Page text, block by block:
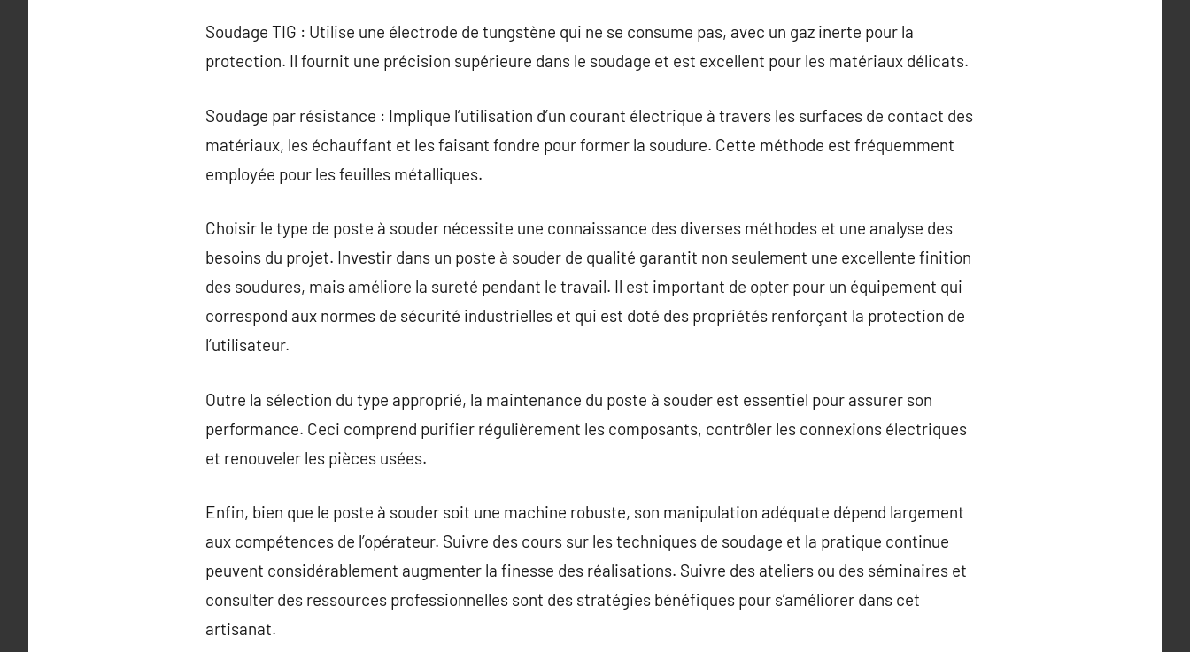
Soudage TIG : Utilise une électrode de tungstène qui ne se consume pas, avec un gaz inerte pour la
protection. Il fournit une précision supérieure dans le soudage et est excellent pour les matériaux délicats.
Soudage par résistance : Implique l’utilisation d’un courant électrique à travers les surfaces de contact des
matériaux, les échauffant et les faisant fondre pour former la soudure. Cette méthode est fréquemment
employée pour les feuilles métalliques.
Choisir le type de poste à souder nécessite une connaissance des diverses méthodes et une analyse des
besoins du projet. Investir dans un poste à souder de qualité garantit non seulement une excellente finition
des soudures, mais améliore la sureté pendant le travail. Il est important de opter pour un équipement qui
correspond aux normes de sécurité industrielles et qui est doté des propriétés renforçant la protection de
l’utilisateur.
Outre la sélection du type approprié, la maintenance du poste à souder est essentiel pour assurer son
performance. Ceci comprend purifier régulièrement les composants, contrôler les connexions électriques
et renouveler les pièces usées.
Enfin, bien que le poste à souder soit une machine robuste, son manipulation adéquate dépend largement
aux compétences de l’opérateur. Suivre des cours sur les techniques de soudage et la pratique continue
peuvent considérablement augmenter la finesse des réalisations. Suivre des ateliers ou des séminaires et
consulter des ressources professionnelles sont des stratégies bénéfiques pour s’améliorer dans cet
artisanat.